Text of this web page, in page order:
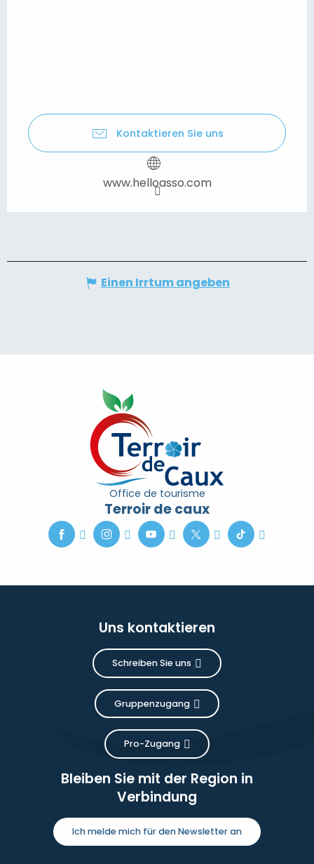
Kontaktieren Sie uns
www.helloasso.com
Einen Irrtum angeben
Office de tourisme
Terroir de caux
Uns kontaktieren
Schreiben Sie uns
Gruppenzugang
Pro-Zugang
Bleiben Sie mit der Region in
Verbindung
Ich melde mich für den Newsletter an